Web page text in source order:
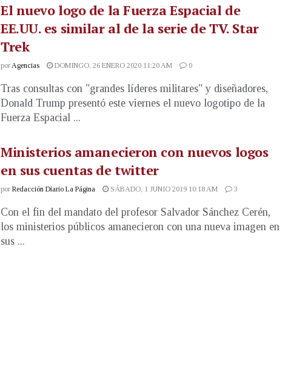
El nuevo logo de la Fuerza Espacial de
EE.UU. es similar al de la serie de TV. Star
Trek
por Agencias DOMINGO, 26 ENERO 2020 11:20 AM 0
Tras consultas con "grandes líderes militares" y diseñadores,
Donald Trump presentó este viernes el nuevo logotipo de la
Fuerza Espacial ...
Ministerios amanecieron con nuevos logos
en sus cuentas de twitter
por Redacción Diario La Página SÁBADO, 1 JUNIO 2019 10:18 AM 3
Con el fin del mandato del profesor Salvador Sánchez Cerén,
los ministerios públicos amanecieron con una nueva imagen en
sus ...